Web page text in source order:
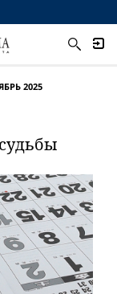
2025